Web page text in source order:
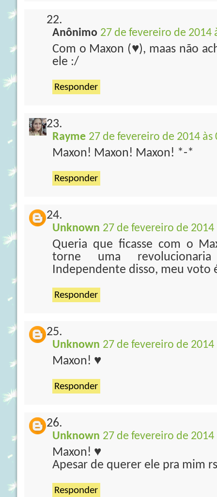
Anônimo 27 de fevereiro de 2014
Com o Maxon (♥), maas não
ele :/
Responder
Rayme 27 de fevereiro de 2014 às
Maxon! Maxon! Maxon! *-*
Responder
Unknown 27 de fevereiro de 2014
Queria que ficasse com o
torne uma
Independente disso, meu voto
Responder
Unknown 27 de fevereiro de 2014
Maxon! ♥
Responder
Unknown 27 de fevereiro de 2014
Maxon! ♥
Apesar de querer ele pra mim
Responder